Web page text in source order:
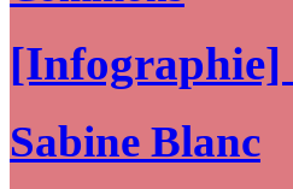
[Infographie]
Sabine Blanc